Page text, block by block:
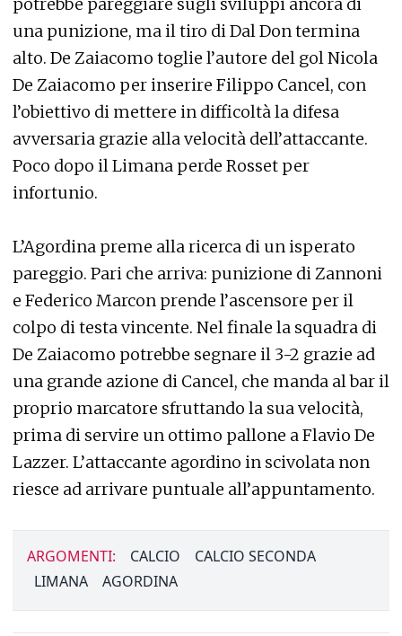
una punizione, ma il tiro di Dal Don termina
alto. De Zaiacomo toglie l’autore del gol Nicola
De Zaiacomo per inserire Filippo Cancel, con
l’obiettivo di mettere in difficoltà la difesa
avversaria grazie alla velocità dell’attaccante.
Poco dopo il Limana perde Rosset per
infortunio.
L’Agordina preme alla ricerca di un isperato
pareggio. Pari che arriva: punizione di Zannoni
e Federico Marcon prende l’ascensore per il
colpo di testa vincente. Nel finale la squadra di
De Zaiacomo potrebbe segnare il 3-2 grazie ad
una grande azione di Cancel, che manda al bar il
proprio marcatore sfruttando la sua velocità,
prima di servire un ottimo pallone a Flavio De
Lazzer. L’attaccante agordino in scivolata non
riesce ad arrivare puntuale all’appuntamento.
ARGOMENTI: CALCIO
CALCIO SECONDA
LIMANA
AGORDINA